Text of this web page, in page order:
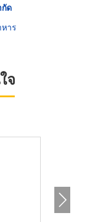
ด
าร
จ